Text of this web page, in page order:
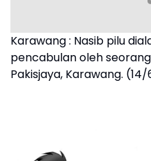
Karawang : Nasib pilu
pencabulan oleh
Pakisjaya, Karawang.